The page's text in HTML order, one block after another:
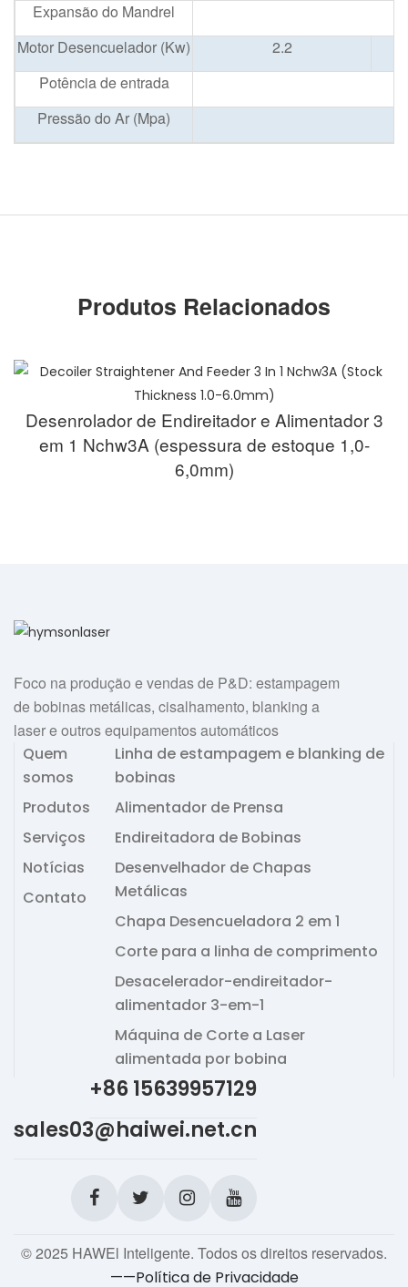
Expansão do Mandrel
Motor Desencuelador (Kw)
2.2
Potência de entrada
Pressão do Ar (Mpa)
Produtos Relacionados
Desenrolador de Endireitador e Alimentador 3
em 1 Nchw3A (espessura de estoque 1,0-
6,0mm)
Foco na produção e vendas de P&D: estampagem
de bobinas metálicas, cisalhamento, blanking a
laser e outros equipamentos automáticos
Quem
somos
Produtos
Serviços
Notícias
Contato
Linha de estampagem e blanking de
bobinas
Alimentador de Prensa
Endireitadora de Bobinas
Desenvelhador de Chapas
Metálicas
Chapa Desencueladora 2 em 1
Corte para a linha de comprimento
Desacelerador-endireitador-
alimentador 3-em-1
Máquina de Corte a Laser
alimentada por bobina
+86 15639957129
sales03@haiwei.net.cn
© 2025 HAWEl Inteligente. Todos os direitos reservados.
——Política de Privacidade